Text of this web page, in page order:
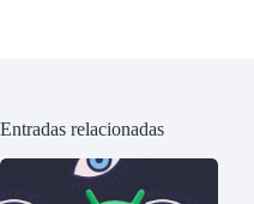
Entradas relacionadas